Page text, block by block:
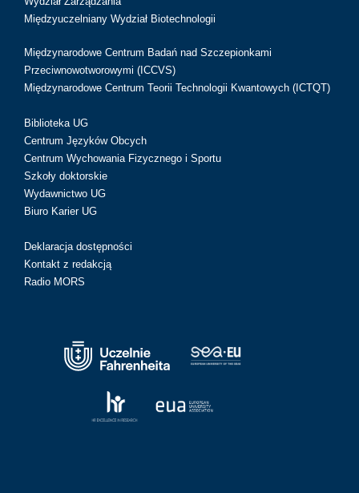
Międzyuczelniany Wydział Biotechnologii
Międzynarodowe Centrum Badań nad Szczepionkami
Przeciwnowotworowymi (ICCVS)
Międzynarodowe Centrum Teorii Technologii Kwantowych (ICTQT)
Biblioteka UG
Centrum Języków Obcych
Centrum Wychowania Fizycznego i Sportu
Szkoły doktorskie
Wydawnictwo UG
Biuro Karier UG
Deklaracja dostępności
Kontakt z redakcją
Radio MORS